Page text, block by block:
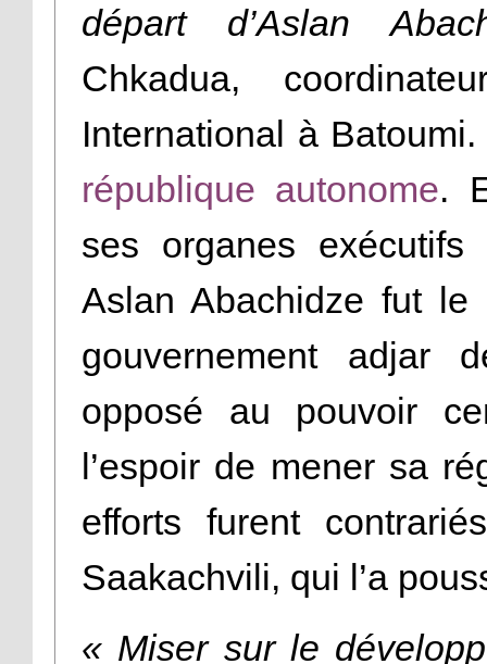
départ d’Aslan
Chkadua,
International à
république autonome.
ses organes
Aslan Abachidze fut
gouvernement adjar
opposé au pouvoir
l’espoir de mener sa
efforts furent
Saakachvili, qui l’a
« Miser sur le